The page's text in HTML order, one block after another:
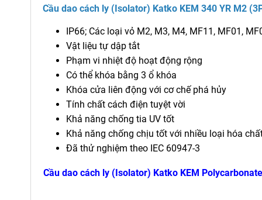
Cầu dao cách ly (Isolator) Katko KEM 340 YR M2
IP66; Các loại vỏ M2, M3, M4, MF11, MF01,
Vật liệu tự dập tắt
Phạm vi nhiệt độ hoạt động rộng
Có thể khóa bằng 3 ổ khóa
Khóa cửa liên động với cơ chế phá hủy
Tính chất cách điện tuyệt vời
Khả năng chống tia UV tốt
Khả năng chống chịu tốt với nhiều loại hóa
Đã thử nghiệm theo IEC 60947-3
Cầu dao cách ly (Isolator) Katko KEM